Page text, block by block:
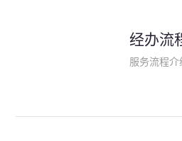
险、政府公共安全责任保险/自然灾
人责任险、首台套/首版次保险、科
险产品；（六）保险招投标业务。
经办流
服务流程介